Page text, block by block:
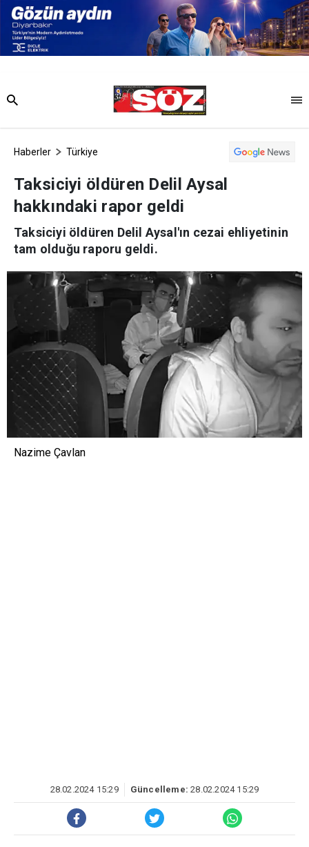
Haberler Türkiye
Taksiciyi öldüren Delil Aysal
hakkındaki rapor geldi
Taksiciyi öldüren Delil Aysal'ın cezai ehliyetinin
tam olduğu raporu geldi.
Nazime Çavlan
28.02.2024 15:29 Güncelleme: 28.02.2024 15:29